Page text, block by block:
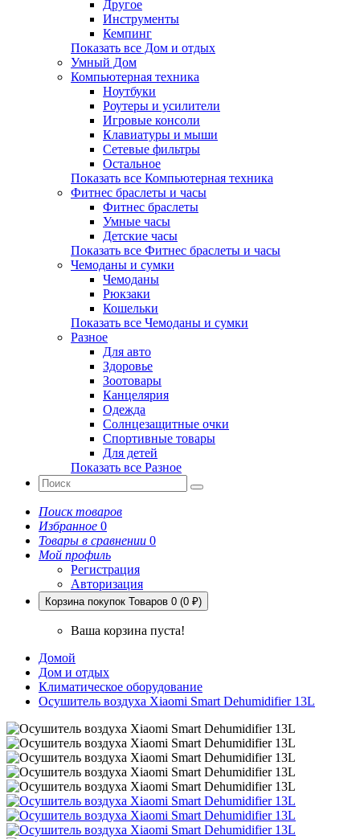
Другое
Инструменты
Кемпинг
Показать все Дом и отдых
Умный Дом
Компьютерная техника
Ноутбуки
Роутеры и усилители
Игровые консоли
Клавиатуры и мыши
Сетевые фильтры
Остальное
Показать все Компьютерная техника
Фитнес браслеты и часы
Фитнес браслеты
Умные часы
Детские часы
Показать все Фитнес браслеты и часы
Чемоданы и сумки
Чемоданы
Рюкзаки
Кошельки
Показать все Чемоданы и сумки
Разное
Для авто
Здоровье
Зоотовары
Канцелярия
Одежда
Солнцезащитные очки
Спортивные товары
Для детей
Показать все Разное
Поиск товаров
Избранное 0
Товары в сравнении 0
Мой профиль
Регистрация
Авторизация
Корзина покупок Товаров 0 (0 ₽)
Ваша корзина пуста!
Домой
Дом и отдых
Климатическое оборудование
Осушитель воздуха Xiaomi Smart Dehumidifier 13L